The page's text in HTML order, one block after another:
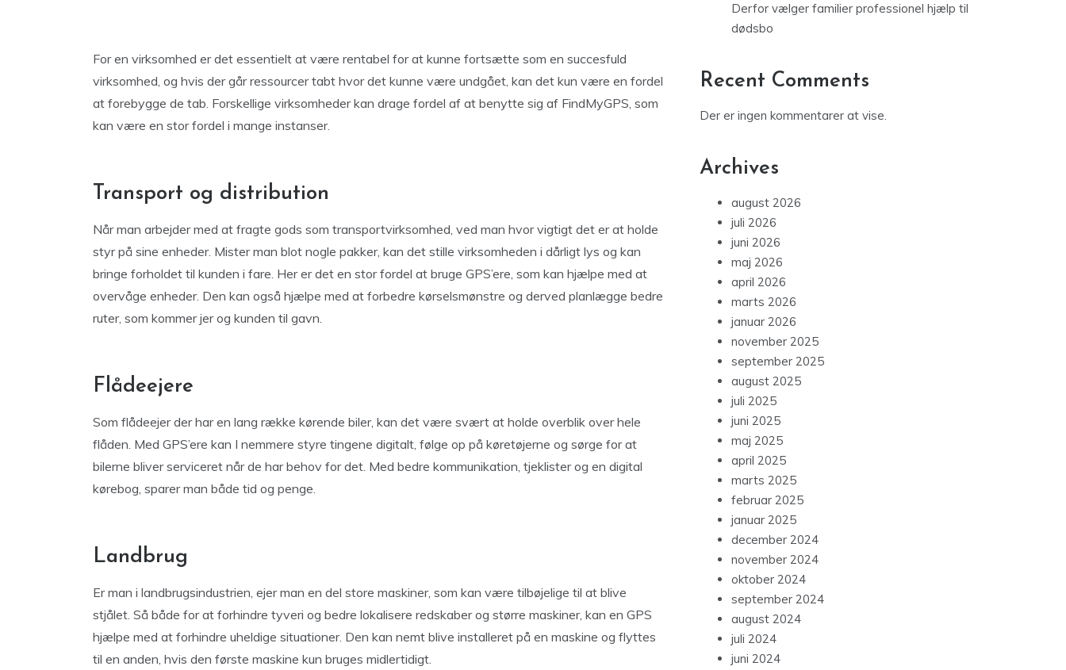
For en virksomhed er det essentielt at være rentabel for at kunne fortsætte som en succesfuld
virksomhed, og hvis der går ressourcer tabt hvor det kunne være undgået, kan det kun være en fordel
at forebygge de tab. Forskellige virksomheder kan drage fordel af at benytte sig af FindMyGPS, som
kan være en stor fordel i mange instanser.
Transport og distribution
Når man arbejder med at fragte gods som transportvirksomhed, ved man hvor vigtigt det er at holde
styr på sine enheder. Mister man blot nogle pakker, kan det stille virksomheden i dårligt lys og kan
bringe forholdet til kunden i fare. Her er det en stor fordel at bruge GPS’ere, som kan hjælpe med at
overvåge enheder. Den kan også hjælpe med at forbedre kørselsmønstre og derved planlægge bedre
ruter, som kommer jer og kunden til gavn.
Flådeejere
Som flådeejer der har en lang række kørende biler, kan det være svært at holde overblik over hele
flåden. Med GPS’ere kan I nemmere styre tingene digitalt, følge op på køretøjerne og sørge for at
bilerne bliver serviceret når de har behov for det. Med bedre kommunikation, tjeklister og en digital
kørebog, sparer man både tid og penge.
Landbrug
Er man i landbrugsindustrien, ejer man en del store maskiner, som kan være tilbøjelige til at blive
stjålet. Så både for at forhindre tyveri og bedre lokalisere redskaber og større maskiner, kan en GPS
hjælpe med at forhindre uheldige situationer. Den kan nemt blive installeret på en maskine og flyttes
til en anden, hvis den første maskine kun bruges midlertidigt.
Derfor vælger familier professionel hjælp til
dødsbo
Recent Comments
Der er ingen kommentarer at vise.
Archives
august 2026
juli 2026
juni 2026
maj 2026
april 2026
marts 2026
januar 2026
november 2025
september 2025
august 2025
juli 2025
juni 2025
maj 2025
april 2025
marts 2025
februar 2025
januar 2025
december 2024
november 2024
oktober 2024
september 2024
august 2024
juli 2024
juni 2024